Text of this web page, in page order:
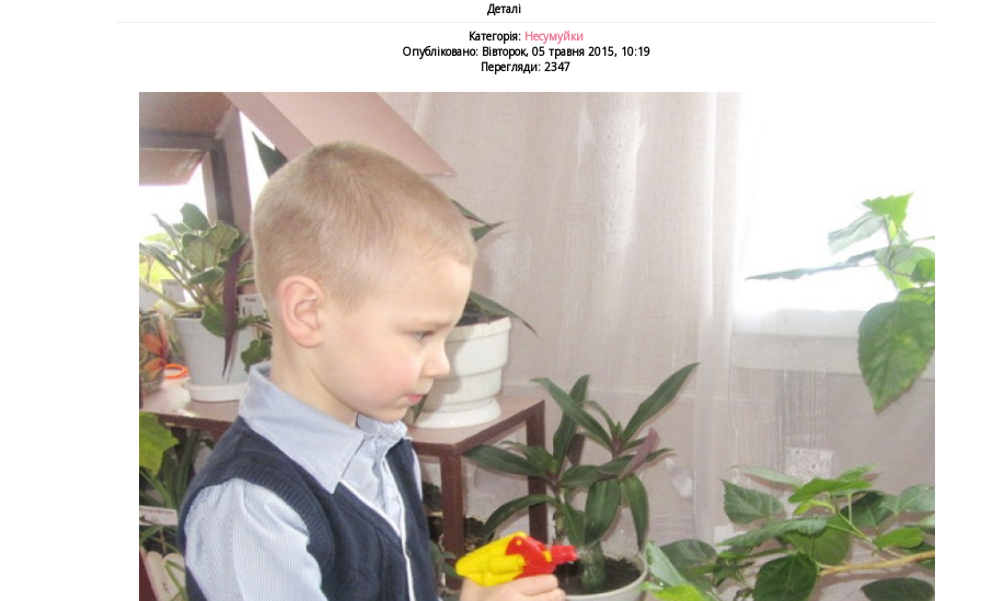
Деталі
Категорія: Несумуйки
Опубліковано: Вівторок, 05 травня 2015, 10:19
Перегляди: 2347